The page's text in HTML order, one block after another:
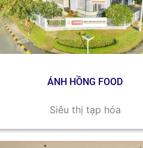
ÁNH HỒNG FOOD
Siêu thị tạp hóa